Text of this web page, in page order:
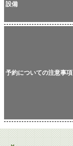
設備
予約についての注意事項